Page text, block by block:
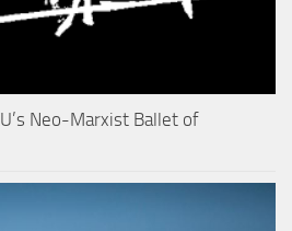
Neo-Marxist Ballet of